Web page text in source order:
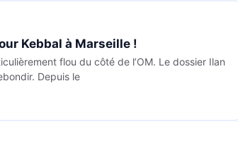
Kebbal à Marseille !
flou du côté de l’OM. Le dossier Ilan
Depuis le